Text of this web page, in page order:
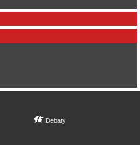
Debaty